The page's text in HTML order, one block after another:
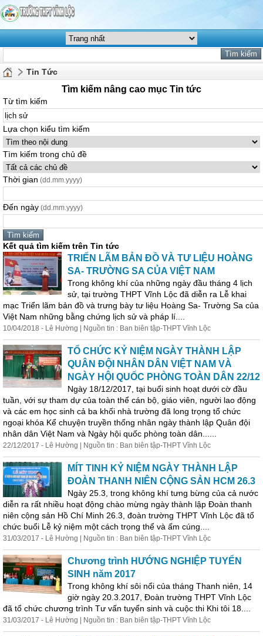
Tin Tức
Tìm kiếm nâng cao mục Tin tức
Từ tìm kiếm
Lựa chọn kiểu tìm kiếm
Tìm kiếm trong chủ đề
Thời gian (dd.mm.yyyy)
Đến ngày (dd.mm.yyyy)
Kết quả tìm kiếm trên Tin tức
TRIỂN LÃM BẢN ĐỒ VÀ TƯ LIỆU HOÀNG
SA- TRƯỜNG SA CỦA VIỆT NAM
Trong không khí của những ngày đầu tháng 4 lịch
sử , tại trường THPT Vĩnh Lộc đã diễn ra Lễ khai
mạc Triển lãm bản đồ và trưng bày tư liệu Hoàng Sa- Trường Sa của
Việt Nam những bằng chứng lịch sử và pháp lí....
10/04/2018 - Lê Hường | Nguồn tin : Ban biên tập-THPT Vĩnh Lộc
TỔ CHỨC KỶ NIỆM NGÀY THÀNH LẬP
QUÂN ĐỘI NHÂN DÂN VIỆT NAM VÀ
NGÀY HỘI QUỐC PHÒNG TOÀN DÂN 22/12
Ngày 18/12/2017, tại buổi sinh hoạt dưới cờ đầu
tuần, với sự tham dự của toàn thể cán bộ, giáo viên, người lao động
và các em học sinh cả ba khối nhà trường đã long trọng tổ chức
ngoại khóa Kể chuyện truyền thống nhân ngày thành lập Quân đội
nhân dân Việt Nam và Ngày hội quốc phòng toàn dân......
22/12/2017 - Lê Hường | Nguồn tin : Ban biên tập-THPT Vĩnh Lộc
MÍT TINH KỶ NIỆM NGÀY THÀNH LẬP
ĐOÀN THANH NIÊN CỘNG SẢN HCM 26.3
Ngày 25.3, trong không khí tưng bừng của cả nước
diễn ra rất nhiều hoạt động chào mừng ngày thành lập Đoàn thanh
niên cộng sản Hồ Chí Minh 26.3, đoàn trường THPT Vĩnh Lộc đã tổ
chức buổi Lễ kỷ niệm một cách trọng thể và ấm cúng....
31/03/2017 - Lê Hường | Nguồn tin : Ban biên tập-THPT Vĩnh Lộc
Chương trình HƯỚNG NGHIỆP TUYỂN
SINH năm 2017
Trong không khí sôi nổi của tháng Thanh niên, 14
giờ ngày 20.3.2017, Đoàn trường THPT Vĩnh Lộc
đã tổ chức chương trình Tư vấn tuyển sinh và cuộc thi Khi tôi 18....
31/03/2017 - Lê Hường | Nguồn tin : Ban biên tập-THPT Vĩnh Lộc